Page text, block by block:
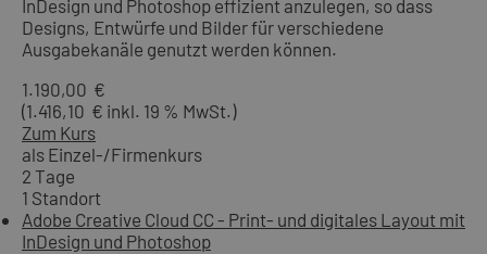
InDesign und Photoshop effizient anzulegen, so dass
Designs, Entwürfe und Bilder für verschiedene
Ausgabekanäle genutzt werden können.
1.190,00 €
(1.416,10 € inkl. 19 % MwSt.)
Zum Kurs
als Einzel-/Firmenkurs
2 Tage
1 Standort
Adobe Creative Cloud CC - Print- und digitales Layout mit
InDesign und Photoshop